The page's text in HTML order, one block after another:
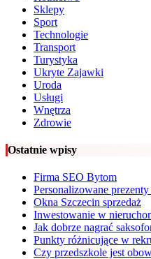
Sklepy
Sport
Technologie
Transport
Turystyka
Ukryte Zajawki
Uroda
Usługi
Wnętrza
Zdrowie
Ostatnie wpisy
Firma SEO Bytom
Personalizowane
Okna Szczecin sprzedaż
Inwestowanie w
Jak dobrze nagrać
Punkty różnicujące w
Czy przedszkole jest